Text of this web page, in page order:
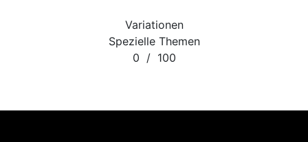
Variationen
Spezielle Themen
0 / 100